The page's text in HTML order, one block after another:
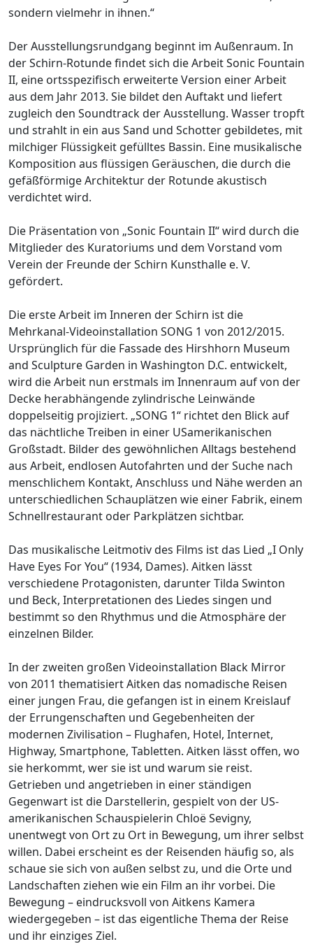
sondern vielmehr in ihnen.“
Der Ausstellungsrundgang beginnt im Außenraum. In
der Schirn-Rotunde findet sich die Arbeit Sonic Fountain
II, eine ortsspezifisch erweiterte Version einer Arbeit
aus dem Jahr 2013. Sie bildet den Auftakt und liefert
zugleich den Soundtrack der Ausstellung. Wasser tropft
und strahlt in ein aus Sand und Schotter gebildetes, mit
milchiger Flüssigkeit gefülltes Bassin. Eine musikalische
Komposition aus flüssigen Geräuschen, die durch die
gefäßförmige Architektur der Rotunde akustisch
verdichtet wird.
Die Präsentation von „Sonic Fountain II“ wird durch die
Mitglieder des Kuratoriums und dem Vorstand vom
Verein der Freunde der Schirn Kunsthalle e. V.
gefördert.
Die erste Arbeit im Inneren der Schirn ist die
Mehrkanal-Videoinstallation SONG 1 von 2012/2015.
Ursprünglich für die Fassade des Hirshhorn Museum
and Sculpture Garden in Washington D.C. entwickelt,
wird die Arbeit nun erstmals im Innenraum auf von der
Decke herabhängende zylindrische Leinwände
doppelseitig projiziert. „SONG 1“ richtet den Blick auf
das nächtliche Treiben in einer USamerikanischen
Großstadt. Bilder des gewöhnlichen Alltags bestehend
aus Arbeit, endlosen Autofahrten und der Suche nach
menschlichem Kontakt, Anschluss und Nähe werden an
unterschiedlichen Schauplätzen wie einer Fabrik, einem
Schnellrestaurant oder Parkplätzen sichtbar.
Das musikalische Leitmotiv des Films ist das Lied „I Only
Have Eyes For You“ (1934, Dames). Aitken lässt
verschiedene Protagonisten, darunter Tilda Swinton
und Beck, Interpretationen des Liedes singen und
bestimmt so den Rhythmus und die Atmosphäre der
einzelnen Bilder.
In der zweiten großen Videoinstallation Black Mirror
von 2011 thematisiert Aitken das nomadische Reisen
einer jungen Frau, die gefangen ist in einem Kreislauf
der Errungenschaften und Gegebenheiten der
modernen Zivilisation – Flughafen, Hotel, Internet,
Highway, Smartphone, Tabletten. Aitken lässt offen, wo
sie herkommt, wer sie ist und warum sie reist.
Getrieben und angetrieben in einer ständigen
Gegenwart ist die Darstellerin, gespielt von der US-
amerikanischen Schauspielerin Chloë Sevigny,
unentwegt von Ort zu Ort in Bewegung, um ihrer selbst
willen. Dabei erscheint es der Reisenden häufig so, als
schaue sie sich von außen selbst zu, und die Orte und
Landschaften ziehen wie ein Film an ihr vorbei. Die
Bewegung – eindrucksvoll von Aitkens Kamera
wiedergegeben – ist das eigentliche Thema der Reise
und ihr einziges Ziel.